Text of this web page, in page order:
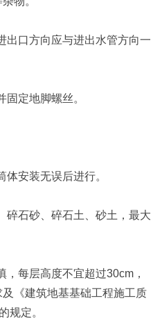
口方向应与进出水管方向一
定地脚螺丝。
安装无误后进行。
石砂、碎石土、砂土，最大
每层高度不宜超过30cm，
《建筑地基基础工程施工质
规定。